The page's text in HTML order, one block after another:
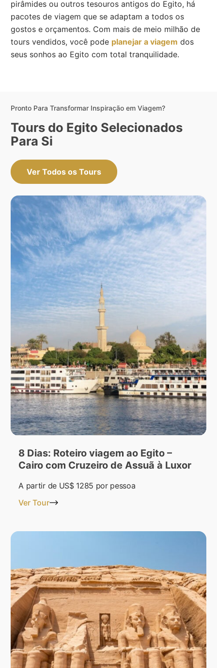
pirâmides ou outros tesouros antigos do Egito, há
pacotes de viagem que se adaptam a todos os
gostos e orçamentos. Com mais de meio milhão de
tours vendidos, você pode planejar a viagem dos
seus sonhos ao Egito com total tranquilidade.
Pronto Para Transformar Inspiração em Viagem?
Tours do Egito Selecionados
Para Si
Ver Todos os Tours
8 Dias: Roteiro viagem ao Egito –
Cairo com Cruzeiro de Assuã à Luxor
A partir de US$ 1285 por pessoa
Ver Tour